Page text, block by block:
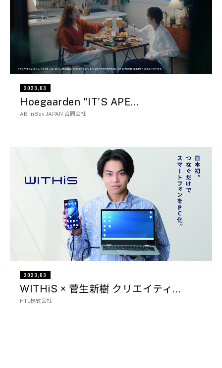
2023,03
Hoegaarden "IT'S APE…
AB inBev JAPAN 合同会社
2023,03
WITHiS × 菅生新樹 クリエイティ…
HTL株式会社